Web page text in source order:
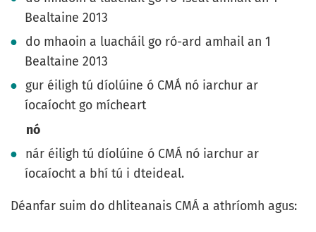
Bealtaine 2013
do mhaoin a luacháil go ró-ard amhail an 1
Bealtaine 2013
gur éiligh tú díolúine ó CMÁ nó iarchur ar
íocaíocht go mícheart
nó
nár éiligh tú díolúine ó CMÁ nó iarchur ar
íocaíocht a bhí tú i dteideal.
Déanfar suim do dhliteanais CMÁ a athríomh agus: